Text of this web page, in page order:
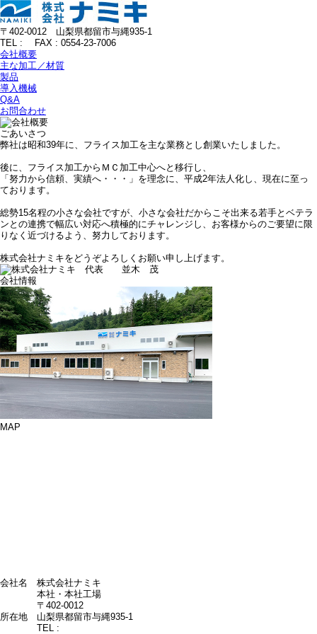
〒402-0012 山梨県都留市与縄935-1
TEL :
FAX : 0554-23-7006
会社概要
主な加工／材質
製品
導入機械
Q&A
お問合わせ
ごあいさつ
弊社は昭和39年に、フライス加工を主な業務とし創業いたしました。
後に、フライス加工からＭＣ加工中心へと移行し、
「努力から信頼、実績へ・・・」を理念に、平成2年法人化し、現在に至っ
ております。
総勢15名程の小さな会社ですが、小さな会社だからこそ出来る若手とベテラ
ンとの連携で幅広い対応へ積極的にチャレンジし、お客様からのご要望に限
りなく近づけるよう、努力しております。
株式会社ナミキをどうぞよろしくお願い申し上げます。
会社情報
MAP
会社名 株式会社ナミキ
所在地
本社・本社工場
〒402-0012
山梨県都留市与縄935-1
TEL :